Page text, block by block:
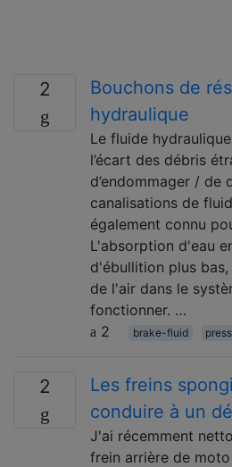
2
Bouchons de
hydraulique
Le fluide
l’écart des débris
d’endommager / de
canalisations de
également connu
L'absorption d'eau
d'ébullition plus
de l'air dans le
fonctionner. …
2
brake-fluid
2
Les freins
conduire à un
J'ai récemment
frein arrière de